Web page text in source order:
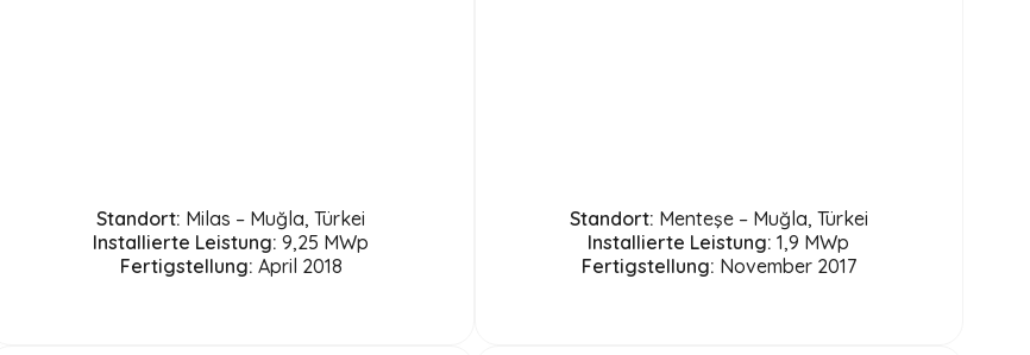
Standort: Milas – Muğla, Türkei
Installierte Leistung: 9,25 MWp
Fertigstellung: April 2018
Standort: Menteşe – Muğla, Türkei
Installierte Leistung:1,9 MWp
Fertigstellung: November 2017